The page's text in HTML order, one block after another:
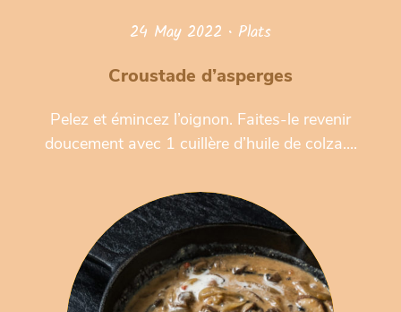
24 May 2022 • Plats
Croustade d’asperges
Pelez et émincez l’oignon. Faites-le revenir
doucement avec 1 cuillère d’huile de colza....